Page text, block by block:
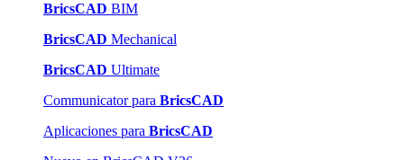
BricsCAD BIM
BricsCAD Mechanical
BricsCAD Ultimate
Communicator para BricsCAD
Aplicaciones para BricsCAD